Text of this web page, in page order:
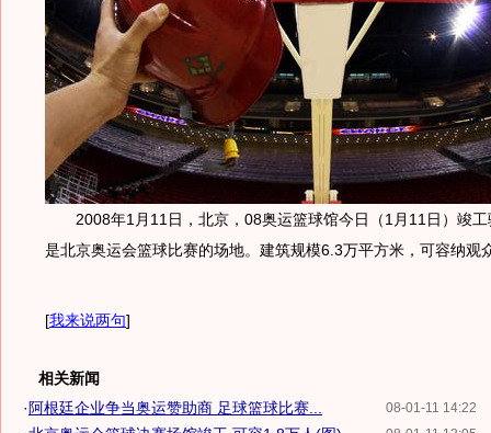
2008年1月11日，北京，08奥运篮球馆今日（1月11日）竣工
是北京奥运会篮球比赛的场地。建筑规模6.3万平方米，可容纳观
[我来说两句]
相关新闻
08-01-11 14:22
· 阿根廷企业争当奥运赞助商 足球篮球比赛...